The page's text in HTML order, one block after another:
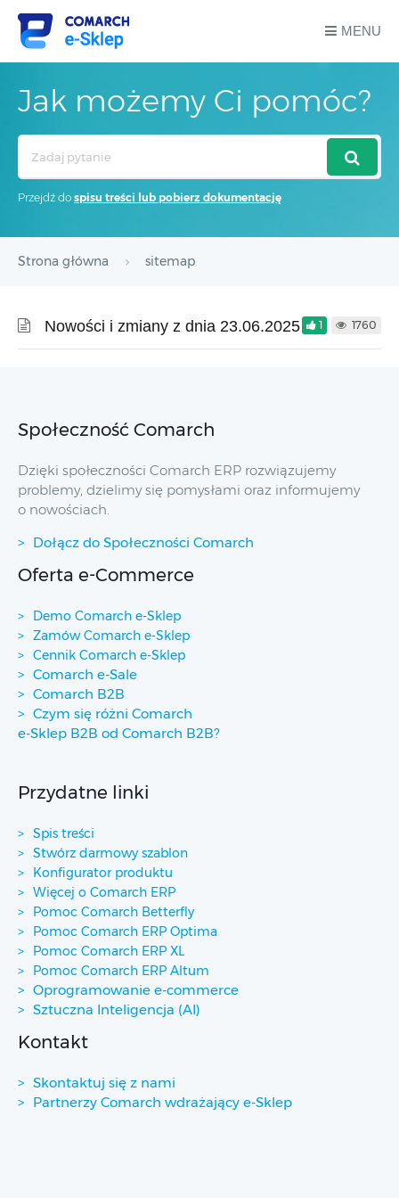
MENU
Jak możemy Ci pomóc?
Przejdź do spisu treści lub pobierz dokumentację
Strona główna sitemap
Nowości i zmiany z dnia 23.06.2025 1 1760
Społeczność Comarch
Dzięki społeczności Comarch ERP rozwiązujemy
problemy, dzielimy się pomysłami oraz informujemy
o nowościach.
Dołącz do Społeczności Comarch
Oferta e-Commerce
Demo Comarch e-Sklep
Zamów Comarch e-Sklep
Cennik Comarch e-Sklep
Comarch e-Sale
Comarch B2B
Czym się różni Comarch
e-Sklep B2B od Comarch B2B?
Przydatne linki
Spis treści
Stwórz darmowy szablon
Konfigurator produktu
Więcej o Comarch ERP
Pomoc Comarch Betterfly
Pomoc Comarch ERP Optima
Pomoc Comarch ERP XL
Pomoc Comarch ERP Altum
Oprogramowanie e-commerce
Sztuczna Inteligencja (AI)
Kontakt
Skontaktuj się z nami
Partnerzy Comarch wdrażający e-Sklep